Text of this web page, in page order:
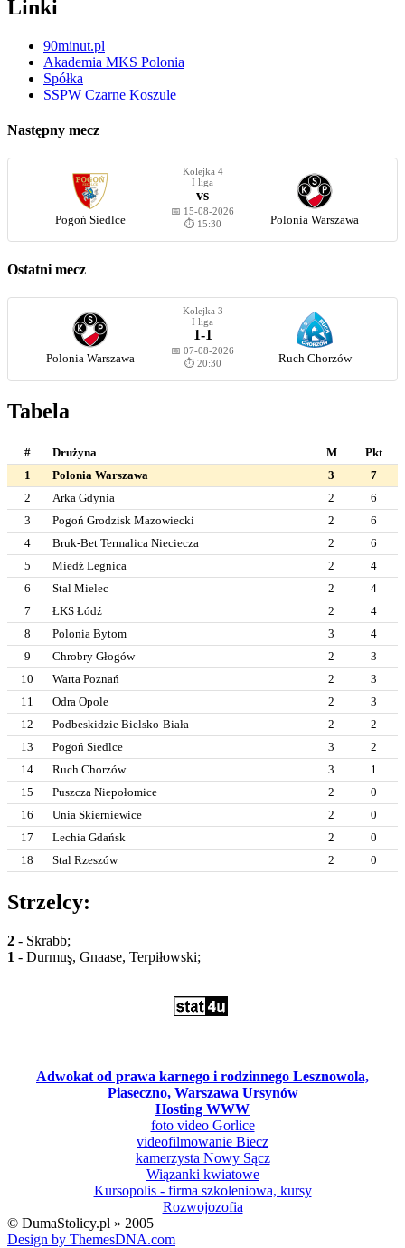
Linki
90minut.pl
Akademia MKS Polonia
Spółka
SSPW Czarne Koszule
Następny mecz
Pogoń Siedlce
Kolejka 4
I liga
vs
📅 15-08-2026
⏱️ 15:30
Polonia Warszawa
Ostatni mecz
Polonia Warszawa
Kolejka 3
I liga
1-1
📅 07-08-2026
⏱️ 20:30
Ruch Chorzów
Tabela
# Drużyna M
Pkt
1
Polonia Warszawa 3
7
2
Arka Gdynia 2
6
3
Pogoń Grodzisk Mazowiecki 2
6
4
Bruk-Bet Termalica Nieciecza 2
6
5
Miedź Legnica 2
4
6
Stal Mielec 2
4
7
ŁKS Łódź 2
4
8
Polonia Bytom 3
4
9
Chrobry Głogów 2
3
10
Warta Poznań 2
3
11
Odra Opole 2
3
12
Podbeskidzie Bielsko-Biała 2
2
13
Pogoń Siedlce 3
2
14
Ruch Chorzów 3
1
15
Puszcza Niepołomice 2
0
16
Unia Skierniewice 2
0
17
Lechia Gdańsk 2
0
18
Stal Rzeszów 2 0
Strzelcy:
2 - Skrabb;
1 - Durmuş, Gnaase, Terpiłowski;
Adwokat od prawa karnego i rodzinnego Lesznowola,
Piaseczno, Warszawa Ursynów
Hosting WWW
foto video Gorlice
videofilmowanie Biecz
kamerzysta Nowy Sącz
Wiązanki kwiatowe
Kursopolis - firma szkoleniowa, kursy
Rozwojozofia
© DumaStolicy.pl » 2005
Design by ThemesDNA.com